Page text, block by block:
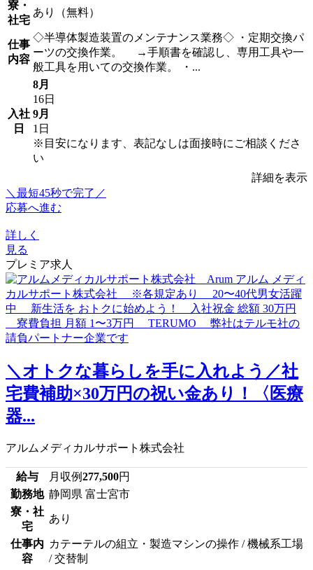
寮・
社宅
あり（無料）
仕事
内容
◇半導体製造装置のメンテナンス業務◇ ・定期交換パ
ーツの交換作業。 →手順書を確認し、専用工具や一
般工具を用いての交換作業。 ・...
入社
日
8月
16日
9月
1日
※目安になります、表記なしは面接時にご相談くださ
い
詳細を表示
＼最短45秒で完了／
応募へ進む
詳しく
見る
プレミア求人
＼オトクな暮らしを手に入れよう／社
宅費補助×30万円の祝い金あり！〈医療
器...
アルムメディカルサポート株式会社
給与 月収例277,500円
勤務地 静岡県 富士宮市
寮・社
宅
あり
仕事内
容
カテーテルの組立・製造マシンの操作 / 機械系工場
/ 交替制